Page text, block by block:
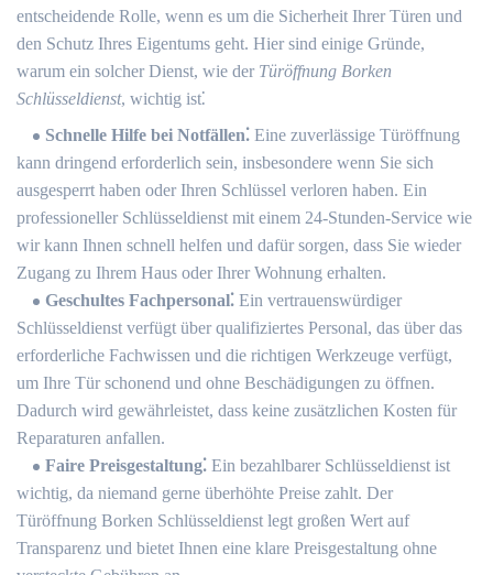
entscheidende Rolle, wenn es um die Sicherheit Ihrer Türen und
den Schutz Ihres Eigentums geht.​ Hier sind einige Gründe,
warum ein solcher Dienst, wie der Türöffnung Borken
Schlüsseldienst, wichtig ist⁚
Schnelle Hilfe bei Notfällen⁚ Eine zuverlässige Türöffnung
kann dringend erforderlich sein, insbesondere wenn Sie sich
ausgesperrt haben oder Ihren Schlüssel verloren haben.​ Ein
professioneller Schlüsseldienst mit einem 24-Stunden-Service wie
wir kann Ihnen schnell helfen und dafür sorgen, dass Sie wieder
Zugang zu Ihrem Haus oder Ihrer Wohnung erhalten.​
Geschultes Fachpersonal⁚ Ein vertrauenswürdiger
Schlüsseldienst verfügt über qualifiziertes Personal, das über das
erforderliche Fachwissen und die richtigen Werkzeuge verfügt,
um Ihre Tür schonend und ohne Beschädigungen zu öffnen.​
Dadurch wird gewährleistet, dass keine zusätzlichen Kosten für
Reparaturen anfallen.​
Faire Preisgestaltung⁚ Ein bezahlbarer Schlüsseldienst ist
wichtig, da niemand gerne überhöhte Preise zahlt.​ Der
Türöffnung Borken Schlüsseldienst legt großen Wert auf
Transparenz und bietet Ihnen eine klare Preisgestaltung ohne